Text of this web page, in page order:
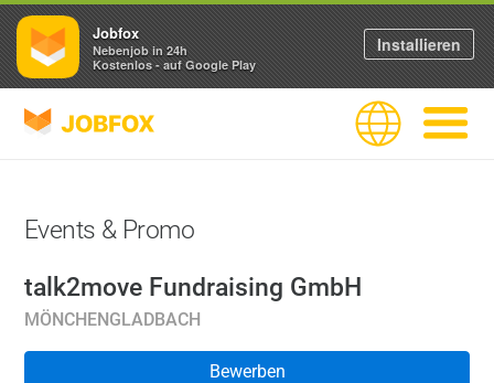
JOBFOX Sprache
Events & Promo
talk2move Fundraising GmbH
MÖNCHENGLADBACH
Bewerben
Jobfox
Nebenjob in 24h
Kostenlos - auf Google Play
Installieren